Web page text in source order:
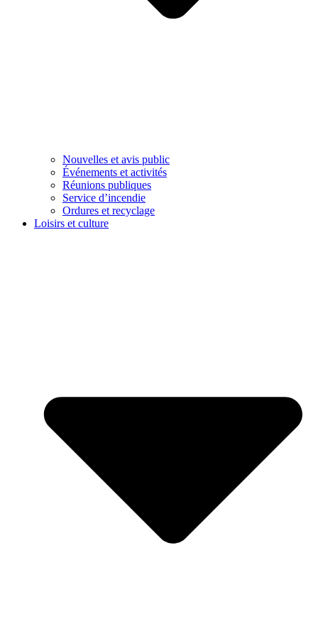
Nouvelles et avis public
Événements et activités
Réunions publiques
Service d’incendie
Ordures et recyclage
Loisirs et culture